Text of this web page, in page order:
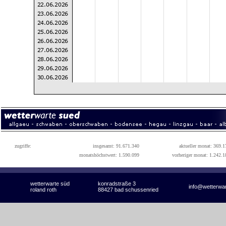
zugriffe: insgesamt: 91.671.340
aktueller monat:
monatshöchstwert: 1.590.099
vorheriger monat:
wetterwarte süd konradstraße 3
roland roth 88427 bad schussenried